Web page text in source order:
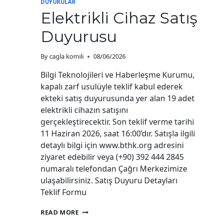
DUYURULAR
Elektrikli Cihaz Satış
Duyurusu
Bycagla komili 08/06/2026
Bilgi Teknolojileri ve Haberleşme Kurumu,
kapalı zarf usulüyle teklif kabul ederek
ekteki satış duyurusunda yer alan 19 adet
elektrikli cihazın satışını
gerçekleştirecektir. Son teklif verme tarihi
11 Haziran 2026, saat 16:00’dır. Satışla ilgili
detaylı bilgi için www.bthk.org adresini
ziyaret edebilir veya (+90) 392 444 2845
numaralı telefondan Çağrı Merkezimize
ulaşabilirsiniz. Satış Duyuru Detayları
Teklif Formu
READ MOREELEKTRIKLI